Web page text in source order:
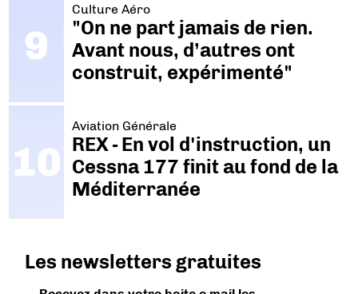
Culture Aéro
"On ne part jamais de rien.
Avant nous, d’autres ont
construit, expérimenté"
Aviation Générale
REX - En vol d'instruction, un
Cessna 177 finit au fond de la
Méditerranée
Les newsletters gratuites